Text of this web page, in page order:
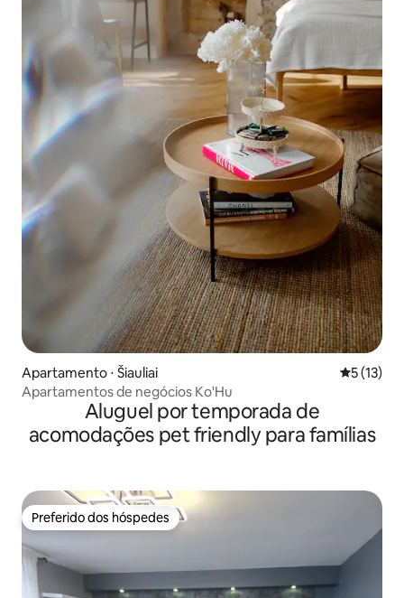
Apartamento ⋅ Šiauliai 5 de uma
5 (13)
Apartamentos de negócios Ko'Hu
Aluguel por temporada de
acomodações pet friendly para famílias
Preferido dos hóspedes
Preferido dos hóspedes